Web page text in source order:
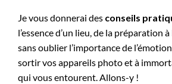
Je vous donnerai des conseils
l’essence d’un lieu, de la préparation
sans oublier l’importance de
sortir vos appareils photo et à
qui vous entourent. Allons-y !